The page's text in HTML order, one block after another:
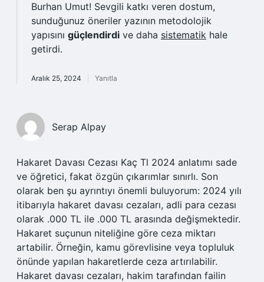
Burhan Umut! Sevgili katkı veren dostum,
sunduğunuz öneriler yazının metodolojik
yapısını güçlendirdi ve daha sistematik hale
getirdi.
Aralık 25, 2024 Yanıtla
Serap Alpay
Hakaret Davası Cezası Kaç Tl 2024 anlatımı sade
ve öğretici, fakat özgün çıkarımlar sınırlı. Son
olarak ben şu ayrıntıyı önemli buluyorum: 2024 yılı
itibarıyla hakaret davası cezaları, adli para cezası
olarak .000 TL ile .000 TL arasında değişmektedir.
Hakaret suçunun niteliğine göre ceza miktarı
artabilir. Örneğin, kamu görevlisine veya topluluk
önünde yapılan hakaretlerde ceza artırılabilir.
Hakaret davası cezaları, hakim tarafından failin